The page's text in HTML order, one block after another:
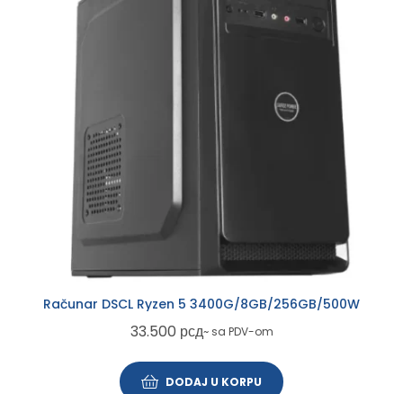
Računar DSCL Ryzen 5 3400G/8GB/256GB/500W
33.500 рсд~ sa PDV-om
DODAJ U KORPU